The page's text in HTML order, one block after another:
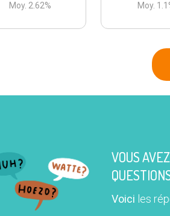
Moy. 2.62% Moy. 1.1
VOUS
Voici les